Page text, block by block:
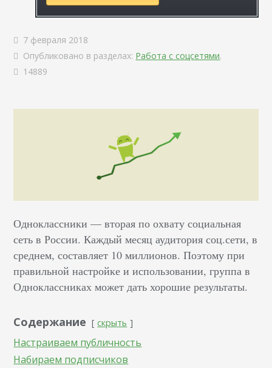
7 февраля 2018
Опубликовано в разделах: Работа с соцсетями.
14889
Одноклассники — вторая по охвату социальная
сеть в России. Каждый месяц аудитория соц.сети, в
среднем, составляет 10 миллионов. Поэтому при
правильной настройке и использовании, группа в
Одноклассниках может дать хорошие результаты.
Содержание скрыть
Настраиваем публичность
Набираем подписчиков